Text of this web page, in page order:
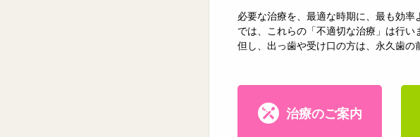
必要な治療を、最適な時期に、最も効
では、これらの「不適切な治療」は行い
但し、出っ歯や受け口の方は、永久歯の
治療のご案内